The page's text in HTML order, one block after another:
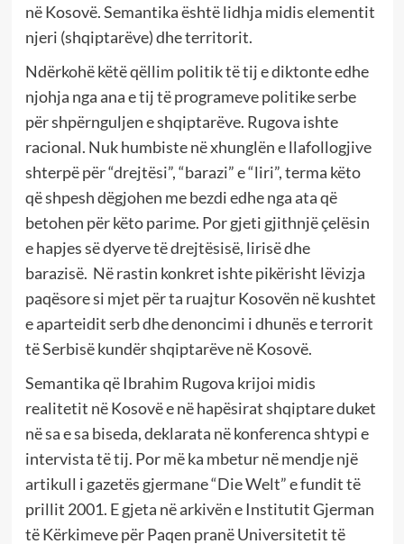
në Kosovë. Semantika është lidhja midis elementit
njeri (shqiptarëve) dhe territorit.
Ndërkohë këtë qëllim politik të tij e diktonte edhe
njohja nga ana e tij të programeve politike serbe
për shpërnguljen e shqiptarëve. Rugova ishte
racional. Nuk humbiste në xhunglën e llafollogjive
shterpë për “drejtësi”, “barazi” e “liri”, terma këto
që shpesh dëgjohen me bezdi edhe nga ata që
betohen për këto parime. Por gjeti gjithnjë çelësin
e hapjes së dyerve të drejtësisë, lirisë dhe
barazisë. Në rastin konkret ishte pikërisht lëvizja
paqësore si mjet për ta ruajtur Kosovën në kushtet
e aparteidit serb dhe denoncimi i dhunës e terrorit
të Serbisë kundër shqiptarëve në Kosovë.
Semantika që Ibrahim Rugova krijoi midis
realitetit në Kosovë e në hapësirat shqiptare duket
në sa e sa biseda, deklarata në konferenca shtypi e
intervista të tij. Por më ka mbetur në mendje një
artikull i gazetës gjermane “Die Welt” e fundit të
prillit 2001. E gjeta në arkivën e Institutit Gjerman
të Kërkimeve për Paqen pranë Universitetit të